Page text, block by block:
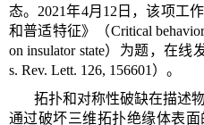
态。2021年4月12日，该项工
和普适特征》（Critical behavior
on insulator state）为题，在
s. Rev. Lett. 126, 156601）。
拓扑和对称性破缺在描述
通过破坏三维拓扑绝缘体表